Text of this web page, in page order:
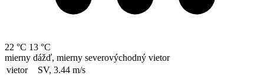
22 °C 13 °C
mierny dážď, mierny severovýchodný vietor
vietor
SV, 3.44 m/s